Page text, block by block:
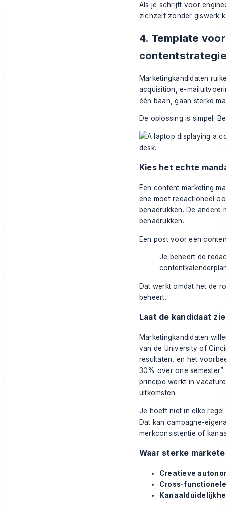
Als je schrijft voor
zichzelf zonder giswerk
4. Template
Marketingkandidaten
acquisition, e-
één baan, gaan sterke
De oplossing is simpel.
Kies het echte
Een content marketing
ene moet redactioneel
benadrukken. De
benadrukken.
Een post voor een
Je beheert de
Dat werkt omdat het de
beheert.
Laat de kandidaat
Marketingkandidaten
van de University of
resultaten, en het
30% over one semester”
principe werkt in
uitkomsten.
Je hoeft niet in elke
Dat kan campagne-
merkconsistentie of
Waar sterke
Creatieve
Cross-